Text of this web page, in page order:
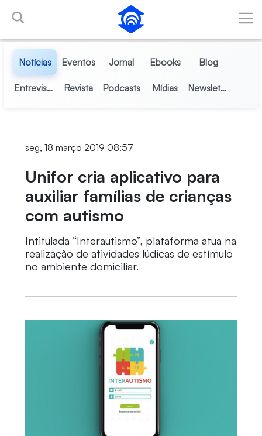
Pular para o Conteúdo principal
Notícias Eventos Jornal Ebooks Blog
Entrevistas Revista Podcasts Mídias Newsletter
seg, 18 março 2019 08:57
Unifor cria aplicativo para
auxiliar famílias de crianças
com autismo
Intitulada “Interautismo”, plataforma atua na
realização de atividades lúdicas de estímulo
no ambiente domiciliar.